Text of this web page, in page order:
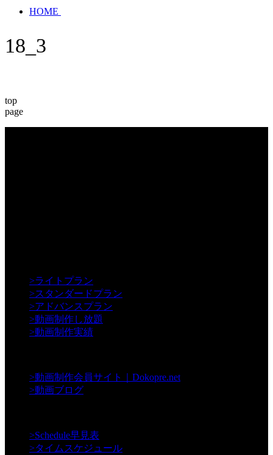
HOME
18_3
top
page
>ライトプラン
>スタンダードプラン
>アドバンスプラン
>動画制作し放題
>動画制作実績
>動画制作会員サイト｜Dokopre.net
>動画ブログ
>Schedule早見表
>タイムスケジュール